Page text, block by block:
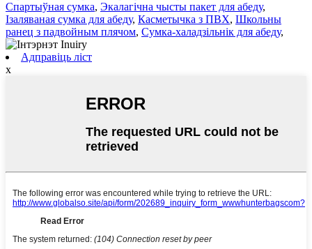
Спартыўная сумка, Экалагічна чысты пакет для абеду,
Ізаляваная сумка для абеду, Касметычка з ПВХ, Школьны
ранец з падвойным плячом, Сумка-халадзільнік для абеду,
Адправіць ліст
x